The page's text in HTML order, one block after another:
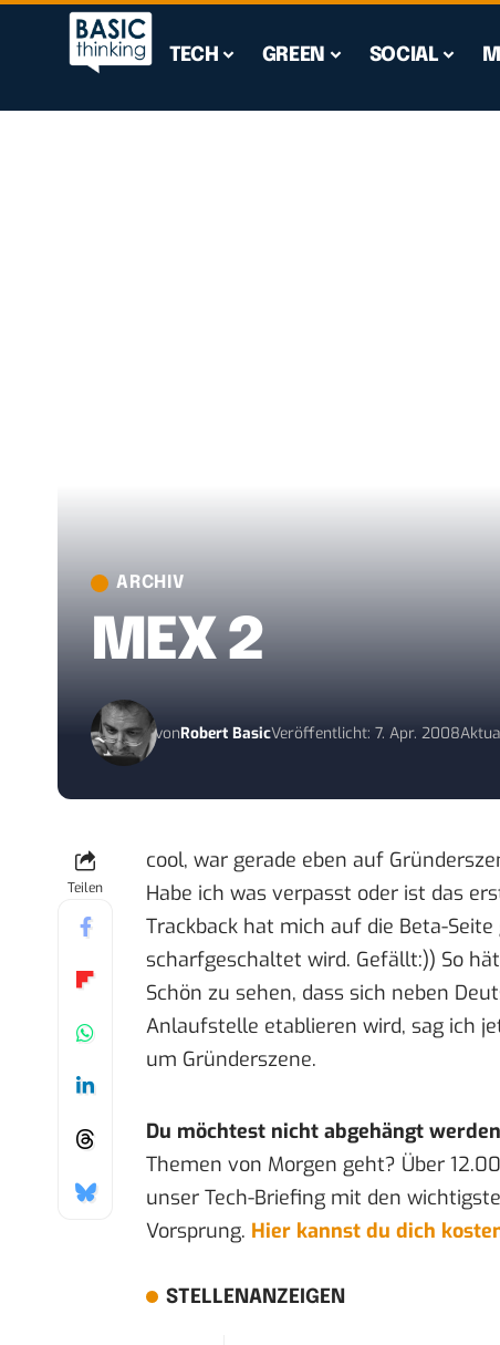
TECH GREEN SOCIAL
ARCHIV
MEX 2
vonRobert BasicVeröffentlicht: 7. Apr. 2008
Teilen
cool, war gerade eben auf
Habe ich was verpasst oder ist das
Trackback hat mich auf die Beta-
scharfgeschaltet wird. Gefällt:)) So
Schön zu sehen, dass sich neben
Anlaufstelle etablieren wird, sag ich
um Gründerszene.
Du möchtest nicht abgehängt werden
Themen von Morgen geht? Über
unser Tech-Briefing mit den
Vorsprung. Hier kannst du dich
STELLENANZEIGEN